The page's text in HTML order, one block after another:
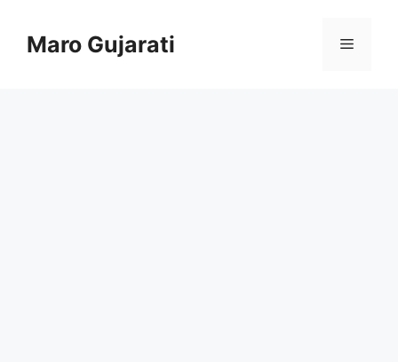
contentMaro Gujarati Menu